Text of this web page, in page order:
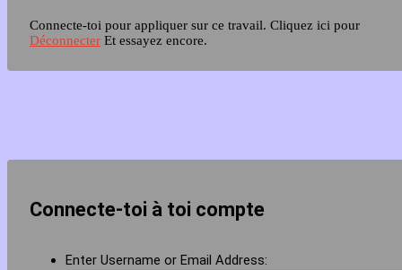
Connecte-toi pour appliquer sur ce travail. Cliquez ici pour
Déconnecter Et essayez encore.
Connecte-toi à toi compte
Enter Username or Email Address: